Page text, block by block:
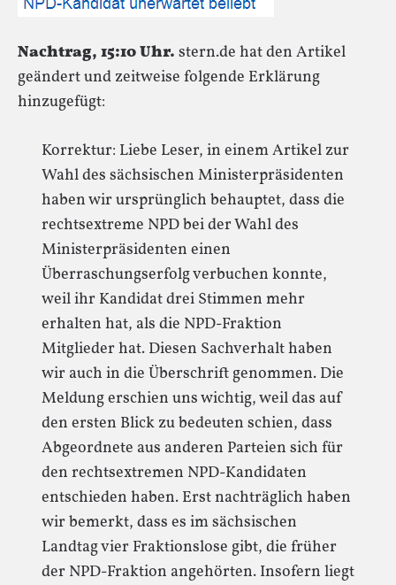
Nachtrag, 15:10 Uhr. stern.de hat den Artikel
geändert und zeitweise folgende Erklärung
hinzugefügt:
Korrektur: Liebe Leser, in einem Artikel zur
Wahl des sächsischen Ministerpräsidenten
haben wir ursprünglich behauptet, dass die
rechtsextreme NPD bei der Wahl des
Ministerpräsidenten einen
Überraschungserfolg verbuchen konnte,
weil ihr Kandidat drei Stimmen mehr
erhalten hat, als die NPD-Fraktion
Mitglieder hat. Diesen Sachverhalt haben
wir auch in die Überschrift genommen. Die
Meldung erschien uns wichtig, weil das auf
den ersten Blick zu bedeuten schien, dass
Abgeordnete aus anderen Parteien sich für
den rechtsextremen NPD-Kandidaten
entschieden haben. Erst nachträglich haben
wir bemerkt, dass es im sächsischen
Landtag vier Fraktionslose gibt, die früher
der NPD-Fraktion angehörten. Insofern liegt